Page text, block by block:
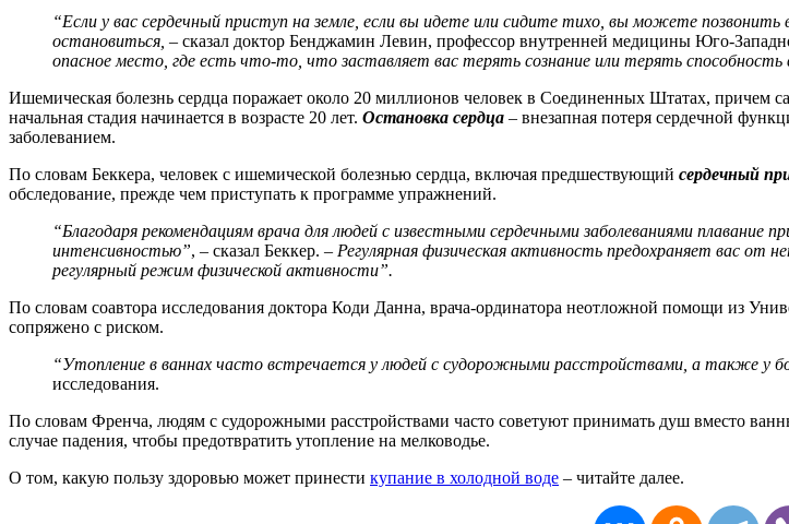
“Если у вас сердечный приступ на земле, если вы идете или сидите тихо, вы можете
остановиться, – сказал доктор Бенджамин Левин, профессор внутренней медицины Юго-
опасное место, где есть что-то, что заставляет вас терять сознание или терять
Ишемическая болезнь сердца поражает около 20 миллионов человек в Соединенных Штатах, причем
начальная стадия начинается в возрасте 20 лет. Остановка сердца – внезапная потеря сердечной
заболеванием.
По словам Беккера, человек с ишемической болезнью сердца, включая предшествующий сердечный
обследование, прежде чем приступать к программе упражнений.
“Благодаря рекомендациям врача для людей с известными сердечными заболеваниями
интенсивностью”, – сказал Беккер. – Регулярная физическая активность предохраняет вас
регулярный режим физической активности”.
По словам соавтора исследования доктора Коди Данна, врача-ординатора неотложной помощи из
сопряжено с риском.
“Утопление в ваннах часто встречается у людей с судорожными расстройствами, а также у
исследования.
По словам Френча, людям с судорожными расстройствами часто советуют принимать душ вместо
случае падения, чтобы предотвратить утопление на мелководье.
О том, какую пользу здоровью может принести купание в холодной воде – читайте далее.